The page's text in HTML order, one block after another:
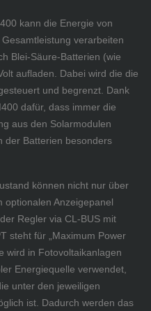
kann die Energie von
verarbeiten
Blei-Säure-Batterien (wie
aufladen. Dabei wird die die
und begrenzt. Dank
dafür, dass immer die
aus den Solarmodulen
der Batterien besonders
können nicht nur über
optionalen Anzeigepanel
Regler via CL-BUS mit
steht für „Maximum Power
wird in Fotovoltaikanlagen
Energiequelle verwendet,
unter den jeweiligen
ist. Dadurch werden das